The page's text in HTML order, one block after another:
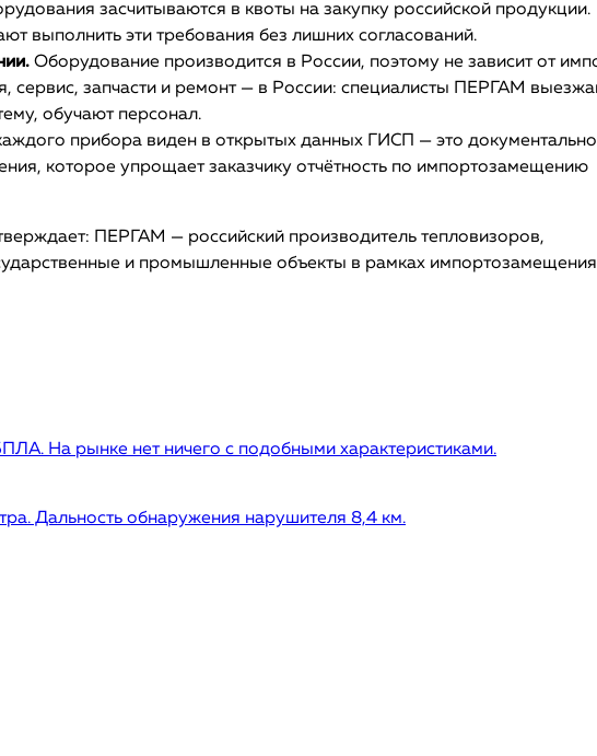
засчитываются в квоты на закупку российской продукции.
выполнить эти требования без лишних согласований.
Оборудование производится в России, поэтому не зависит от
сервис, запчасти и ремонт — в России: специалисты ПЕРГАМ
обучают персонал.
прибора виден в открытых данных ГИСП — это
которое упрощает заказчику отчётность по импортозамещению
ПЕРГАМ — российский производитель тепловизоров,
и промышленные объекты в рамках
На рынке нет ничего с подобными характеристиками.
Дальность обнаружения нарушителя 8,4 км.